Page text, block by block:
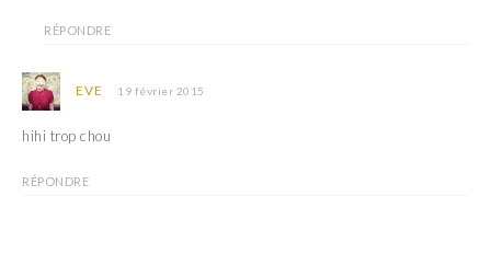
RÉPONDRE
EVE 19 février 2015
hihi trop chou
RÉPONDRE